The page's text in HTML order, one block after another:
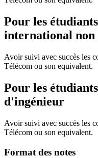
Pour les
international
Avoir suivi avec succès les
Télécom ou son equivalent.
Pour les
d'ingénieur
Avoir suivi avec succès les
Télécom ou son equivalent.
Format des notes